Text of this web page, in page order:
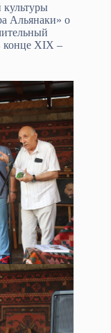
Альянаки» о
конце XIX –